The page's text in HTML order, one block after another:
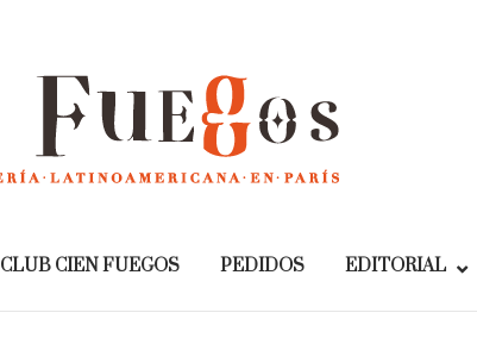
CLUB CIEN FUEGOS PEDIDOS EDITORIAL